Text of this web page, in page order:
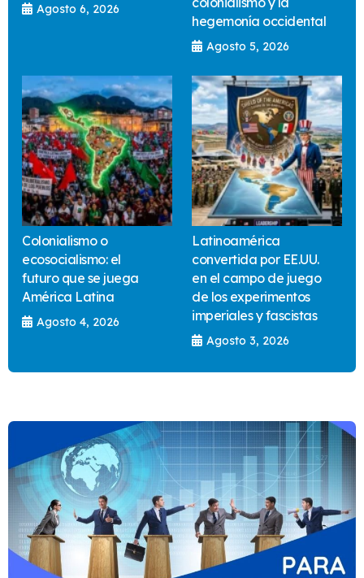
Agosto 6, 2026
hegemonía occidental
Agosto 5, 2026
Colonialismo o
ecosocialismo: el
futuro que se juega
América Latina
Agosto 4, 2026
Latinoamérica
convertida por EE.UU.
en el campo de juego
de los experimentos
imperiales y fascistas
Agosto 3, 2026